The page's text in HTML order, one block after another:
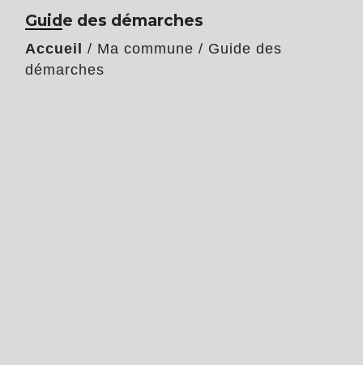
Guide des démarches
Accueil / Ma commune / Guide des
démarches